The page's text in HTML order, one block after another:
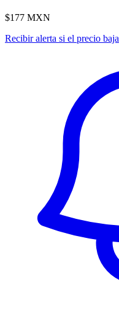
$177 MXN
Recibir alerta si el precio baja